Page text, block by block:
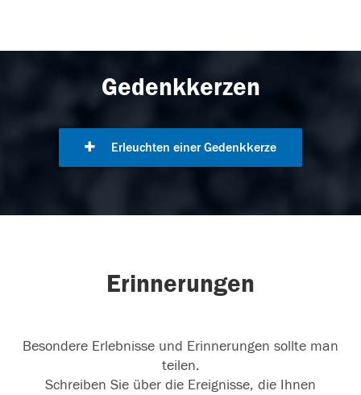
Gedenkkerzen
Erleuchten einer Gedenkkerze
Erinnerungen
Besondere Erlebnisse und Erinnerungen sollte man
teilen.
Schreiben Sie über die Ereignisse, die Ihnen